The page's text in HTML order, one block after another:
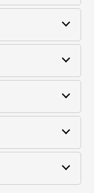
ピオン(シーズン
ーズランキング
ーズランキング